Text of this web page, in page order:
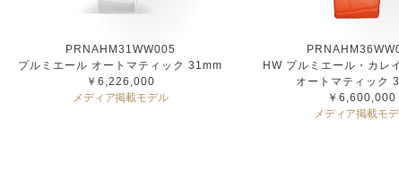
PRNAHM31WW005
プルミエール オートマティック 31mm
￥6,226,000
メディア掲載モデル
HW プルミエール・カレ
オートマティック
￥6,600,000
メディア掲載モ